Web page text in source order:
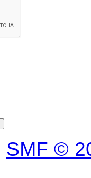
SMF ©